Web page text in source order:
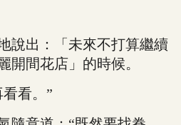
出：「未來不打算繼續
開間花店」的時候。
看。”